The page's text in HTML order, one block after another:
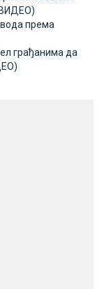
према
грађанима да